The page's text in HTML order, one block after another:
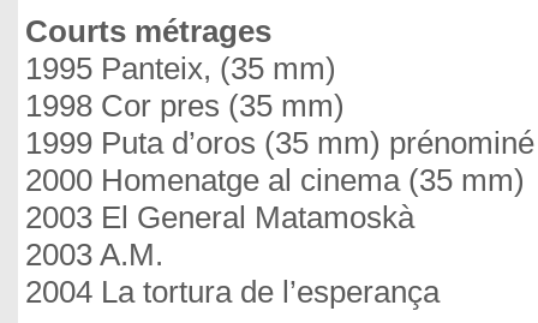
Courts métrages
1995 Panteix, (35 mm)
1998 Cor pres (35 mm)
1999 Puta d’oros (35 mm)
2000 Homenatge al cinema (35 mm)
2003 El General Matamoskà
2003 A.M.
2004 La tortura de l’esperança